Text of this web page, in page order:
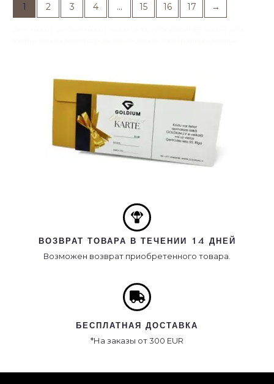
1 2 3 4 … 15 16 17 →
ВОЗВРАТ ТОВАРА В ТЕЧЕНИИ 14 ДНЕЙ
Возможен возврат приобретенного товара.
БЕСПЛАТНАЯ ДОСТАВКА
*На заказы от 300 EUR